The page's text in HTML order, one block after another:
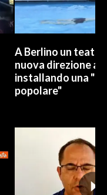
A Berlino un
nuova direzione
installando una
popolare"